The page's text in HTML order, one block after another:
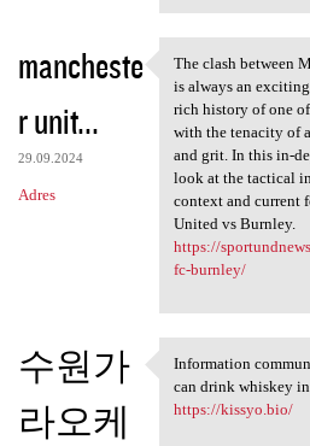
mancheste
r unit...
29.09.2024
Adres
The clash
The clash between
is always an
rich history of one
with the tenacity of
and grit. In this in-
look at the tactical
context and current
United vs Burnley.
https://
fc-burnley/
수원가
라오케
Information
Information
can drink whiskey
https://kissyo.bio/